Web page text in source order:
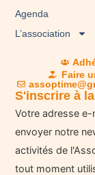
Agenda
L’association
Faire
S'inscrire à
Votre adresse e-
envoyer notre
activités de
tout moment